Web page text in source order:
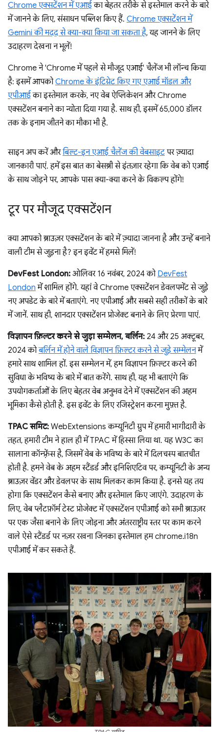
Chrome एक्सटेंशन में एआईका बेहतर तरीके से इस्तेमाल करने के बारे
में जानने के लिए, संसाधन पब्लिश किए हैं. Chrome एक्सटेंशन में
Gemini की मदद से क्या-क्या किया जा सकता है, यह जानने के लिए
उदाहरण देखना न भूलें!
Chrome ने 'Chrome में पहले से मौजूद एआई' चैलेंज भी लॉन्च किया
है: इसमें आपकोChrome के इंटिग्रेट किए गए एआई मॉडल और
एपीआईका इस्तेमाल करके, नए वेब ऐप्लिकेशन और Chrome
एक्सटेंशन बनाने का न्योता दिया गया है. साथ ही, इसमें 65,000 डॉलर
तक के इनाम जीतने का मौका भी है.
साइन अप करें औरबिल्ट-इन एआई चैलेंज की वेबसाइटपर ज़्यादा
जानकारी पाएं. हमें इस बात का बेसब्री से इंतज़ार रहेगा कि वेब को एआई
के साथ जोड़ने पर, आपके पास क्या-क्या करने के विकल्प होंगे!
टूर पर मौजूद एक्सटेंशन
क्या आपको ब्राउज़र एक्सटेंशन के बारे में ज़्यादा जानना है और उन्हें बनाने
वाली टीम से जुड़ना है? इन इवेंट में हमसे मिलें!
DevFest London: ओलिवर 16 नवंबर, 2024 को DevFest
London में शामिल होंगे. यहां वे Chrome एक्सटेंशन डेवलपमेंट से जुड़े
नए अपडेट के बारे में बताएंगे. नए एपीआई और सबसे सही तरीकों के बारे
में जानें. साथ ही, शानदार एक्सटेंशन प्रोजेक्ट बनाने के लिए प्रेरणा पाएं.
विज्ञापन फ़िल्टर करने से जुड़ा सम्मेलन, बर्लिन: 24 और 25 अक्टूबर,
2024 कोबर्लिन में होने वाले विज्ञापन फ़िल्टर करने से जुड़े सम्मेलनमें
हमारे साथ शामिल हों. इस सम्मेलन में, हम विज्ञापन फ़िल्टर करने की
सुविधा के भविष्य के बारे में बात करेंगे. साथ ही, यह भी बताएंगे कि
उपयोगकर्ताओं के लिए बेहतर वेब अनुभव देने में एक्सटेंशन की अहम
भूमिका कैसे होती है. इस इवेंट के लिए रजिस्ट्रेशन करना मुफ़्त है.
TPAC समिट: WebExtensions कम्यूनिटी ग्रुप में हमारी भागीदारी के
तहत, हमारी टीम ने हाल ही में TPAC में हिस्सा लिया था. यह W3C का
सालाना कॉन्फ़्रेंस है, जिसमें वेब के भविष्य के बारे में दिलचस्प बातचीत
होती है. हमने वेब के अहम स्टैंडर्ड और इनिशिएटिव पर, कम्यूनिटी के अन्य
ब्राउज़र वेंडर और डेवलपर के साथ मिलकर काम किया है. इनसे यह तय
होगा कि एक्सटेंशन कैसे बनाए और इस्तेमाल किए जाएंगे. उदाहरण के
लिए, वेब प्लैटफ़ॉर्म टेस्ट प्रोजेक्ट में एक्सटेंशन एपीआई को सभी ब्राउज़र
पर एक जैसा बनाने के लिए जोड़ना और अंतरराष्ट्रीय स्तर पर काम करने
वाले ऐसे स्टैंडर्ड पर नज़र रखना जिनका इस्तेमाल हम chrome.i18n
एपीआई में कर सकते हैं.